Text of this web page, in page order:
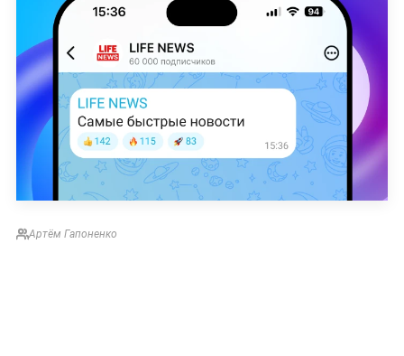
Артём Гапоненко